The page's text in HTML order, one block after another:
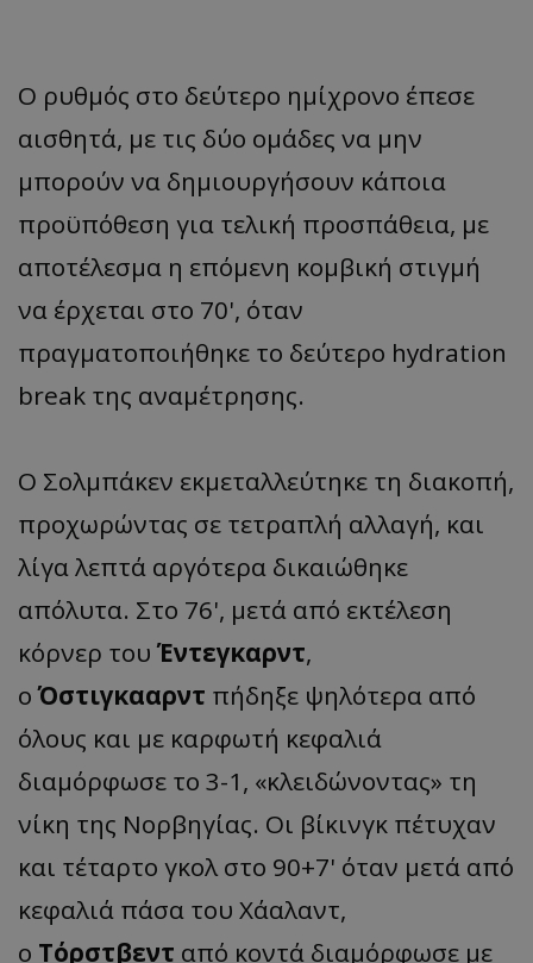
Ο ρυθμός στο δεύτερο ημίχρονο έπεσε
αισθητά, με τις δύο ομάδες να μην
μπορούν να δημιουργήσουν κάποια
προϋπόθεση για τελική προσπάθεια, με
αποτέλεσμα η επόμενη κομβική στιγμή
να έρχεται στο 70', όταν
πραγματοποιήθηκε το δεύτερο hydration
break της αναμέτρησης.
Ο Σολμπάκεν εκμεταλλεύτηκε τη διακοπή,
προχωρώντας σε τετραπλή αλλαγή, και
λίγα λεπτά αργότερα δικαιώθηκε
απόλυτα. Στο 76', μετά από εκτέλεση
κόρνερ του Έντεγκαρντ,
οΌστιγκααρντ πήδηξε ψηλότερα από
όλους και με καρφωτή κεφαλιά
διαμόρφωσε το 3-1, «κλειδώνοντας» τη
νίκη της Νορβηγίας. Οι βίκινγκ πέτυχαν
και τέταρτο γκολ στο 90+7' όταν μετά από
κεφαλιά πάσα του Χάαλαντ,
ο Τόρστβεντ από κοντά διαμόρφωσε με